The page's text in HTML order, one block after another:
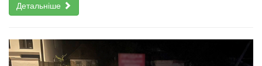
Детальніше